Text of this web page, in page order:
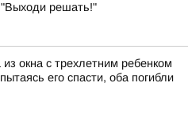
"Выходи решать!"
окна с трехлетним ребенком
его спасти, оба погибли